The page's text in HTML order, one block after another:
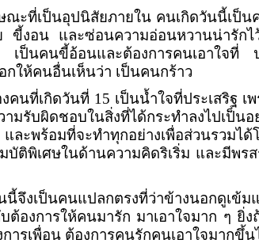
ณะที่เป็นอุปนิสัยภายใน คนเกิดวันนี้เป็น
ขี้งอน และซ่อนความอ่อนหวานน่ารัก
เป็นคนขี้อ้อนและต้องการคนเอาใจที่
กให้คนอื่นเห็นว่า เป็นคนกร้าว
คนที่เกิดวันที่ 15 เป็นน้ำใจที่ประเสริฐ เ
มรับผิดชอบในสิ่งที่ได้กระทำลงไปเป็น
พร้อมที่จะทำทุกอย่างเพื่อส่วนรวมได้โ
ติพิเศษในด้านความคิดริเริ่ม และมีพรส
นี้จึงเป็นคนแปลกตรงที่ว่าข้างนอกดูเข้ม
ต้องการให้คนมารัก มาเอาใจมาก ๆ ยิ่
ารเพื่อน ต้องการคนรักคนเอาใจมากขึ้น